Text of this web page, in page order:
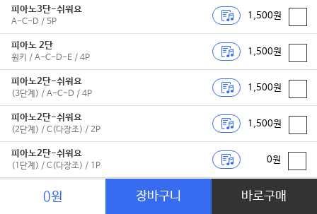
피아노3단-쉬워요
A-C-D / 5P
1,500원
피아노 2단
원키 / A-C-D-E / 4P
1,500원
피아노2단-쉬워요
(3단계) / A-C-D / 4P
1,500원
피아노2단-쉬워요
(2단계) / C(다장조) / 2P
1,500원
피아노2단-쉬워요
(1단계) / C(다장조) / 1P
0원
피아노 마스터
(동영상 악보) / E(마장조) / 4P
1,900원
0원 장바구니 바로구매